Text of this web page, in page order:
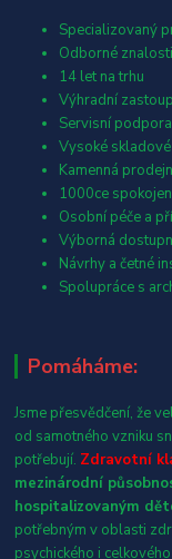
Specializovaný
Odborné znalosti
14 let na trhu
Výhradní
Servisní podpora
Vysoké
Kamenná
1000ce
Osobní péče a
Výborná
Návrhy a četné
Spolupráce s
Pomáháme:
Jsme přesvědčení, že
od samotného vzniku
potřebují. Zdravotní
mezinárodní
hospitalizovaným
potřebným v oblasti
psychického i